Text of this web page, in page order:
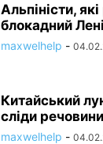
Альпіністи,
блокадний
maxwelhelp -
Китайський
сліди
maxwelhelp -